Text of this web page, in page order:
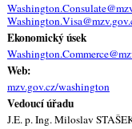
Ekonomický úsek
Web:
mzv.gov.cz/washington
Vedoucí úřadu
J.E. p. Ing. Miloslav